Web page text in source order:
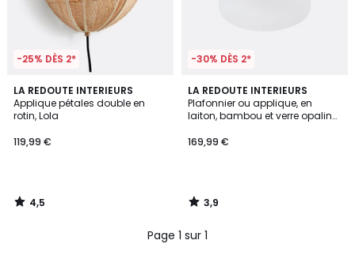
-25% DÈS 2*
LA REDOUTE INTERIEURS
Applique pétales double en
rotin, Lola
119,99 €
4,5
/ 5
4,5
/
-30% DÈS 2*
LA REDOUTE INTERIEURS
Plafonnier ou applique, en
laiton, bambou et verre opaline,
169,99 €
3,9
/ 5
3,9
/
Page 1 sur 1